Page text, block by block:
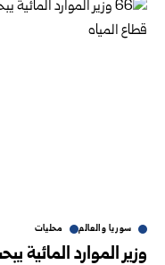
سوريا والعالم محليات
وزير الموارد